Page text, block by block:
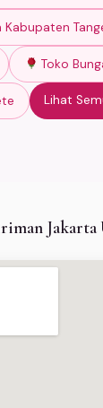
Kabupaten
Toko
Lihat
Jakarta